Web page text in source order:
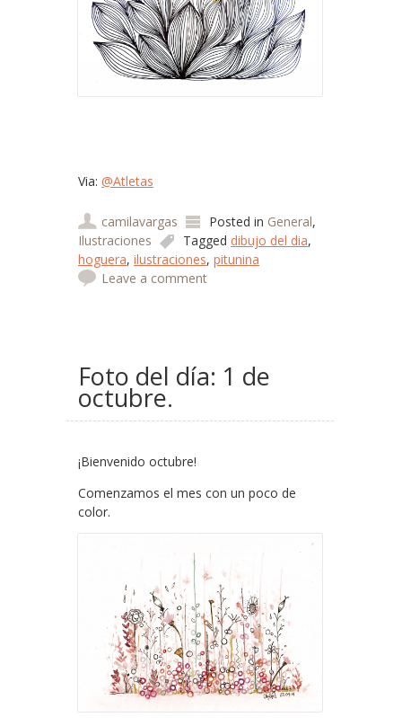
Via:@Atletas
camilavargas Posted in General,
Ilustraciones
Tagged dibujo del dia,
hoguera,ilustraciones,pitunina
Leave a comment
Foto del día: 1 de
octubre.
¡Bienvenido octubre!
Comenzamos el mes con un poco de
color.